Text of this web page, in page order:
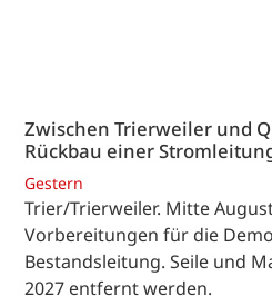
Zwischen Trierweiler und
Rückbau einer
Gestern
Trier/Trierweiler. Mitte
Vorbereitungen für die
Bestandsleitung. Seile und
2027 entfernt werden.